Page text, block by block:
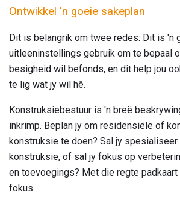
Ontwikkel 'n goeie sakeplan
Dit is belangrik om twee redes: Dit is 'n
uitleeninstellings gebruik om te bepaal
besigheid wil befonds, en dit help jou
te lig wat jy wil hê.
Konstruksiebestuur is 'n breë
inkrimp. Beplan jy om residensiële of
konstruksie te doen? Sal jy spesialiseer
konstruksie, of sal jy fokus op
en toevoegings? Met die regte
fokus.